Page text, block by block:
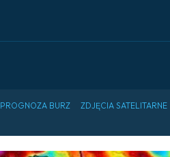
PROGNOZA BURZ ZDJĘCIA SATELITARNE